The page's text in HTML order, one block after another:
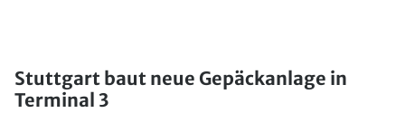
Stuttgart baut neue Gepäckanlage in
Terminal 3